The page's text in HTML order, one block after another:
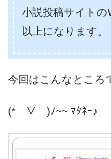
小説投稿サイトの
以上になります。
今回はこんなところ
(*￣▽￣)ﾉ~~ ﾏﾀﾈｰ♪